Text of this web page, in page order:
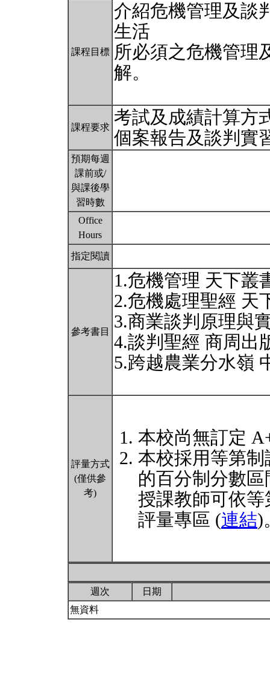
課程目標
介紹危機管理及談
生活
所必須之危機管理
解。
課程要求 考試及成績計算方
個案報告及談判實
預期每週
課前或/
與課後學
習時數
Office
Hours
指定閱讀
參考書目
1.危機管理 天下叢
2.危機處理聖經 天
3.商業談判原理與
4.談判聖經 商周出
5.跨越農業分水嶺
評量方式
(僅供參
考)
本校尚無訂定
本校採用等第
的百分制分數
授課教師可依
評量專區 (連結)
週次
日期
無資料